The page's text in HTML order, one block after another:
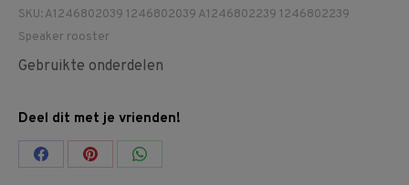
SKU:A1246802039 1246802039 A1246802239 1246802239
Speaker rooster
Gebruikte onderdelen
Deel dit met je vrienden!
Share Share Share